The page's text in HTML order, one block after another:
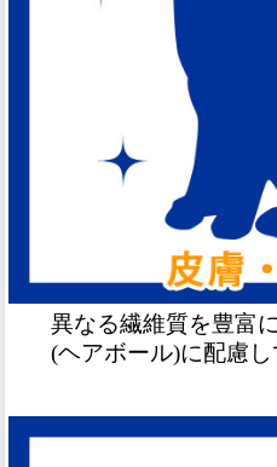
異なる繊維質を豊富
(ヘアボール)に配慮し